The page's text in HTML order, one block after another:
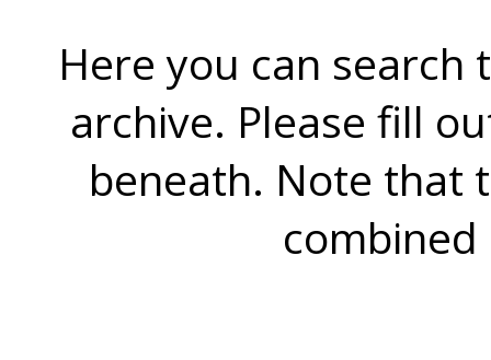
Here you can search
archive. Please fill
beneath. Note that
combined